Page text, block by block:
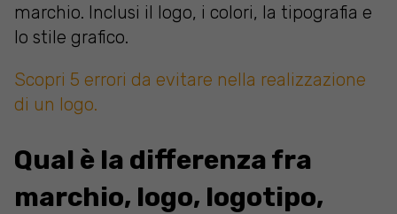
marchio. Inclusi il logo, i colori, la tipografia e
lo stile grafico.
Scopri 5 errori da evitare nella realizzazione
di un logo.
Qual è la differenza fra
marchio, logo, logotipo,